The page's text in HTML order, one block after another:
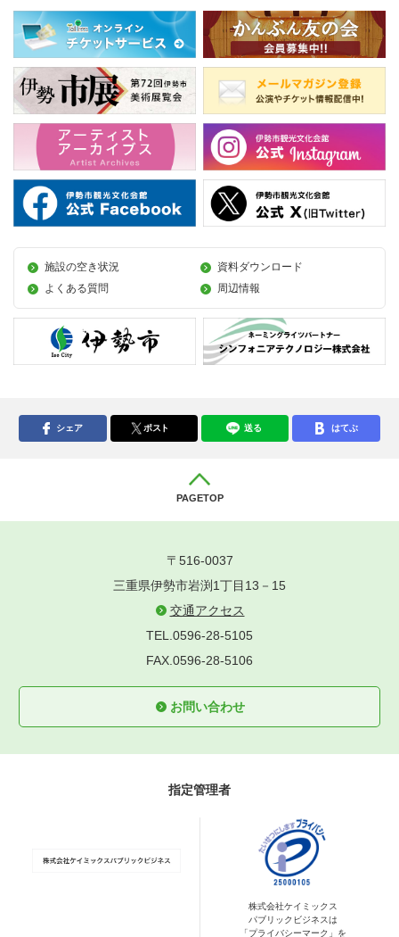
施設の空き状況
資料ダウンロード
よくある質問
周辺情報
シェア ポスト 送る はてぶ
PAGETOP
〒516-0037
三重県伊勢市岩渕1丁目13－15
交通アクセス
TEL.0596-28-5105
FAX.0596-28-5106
お問い合わせ
指定管理者
株式会社ケイミックス
パブリックビジネスは
「プライバシーマーク」を